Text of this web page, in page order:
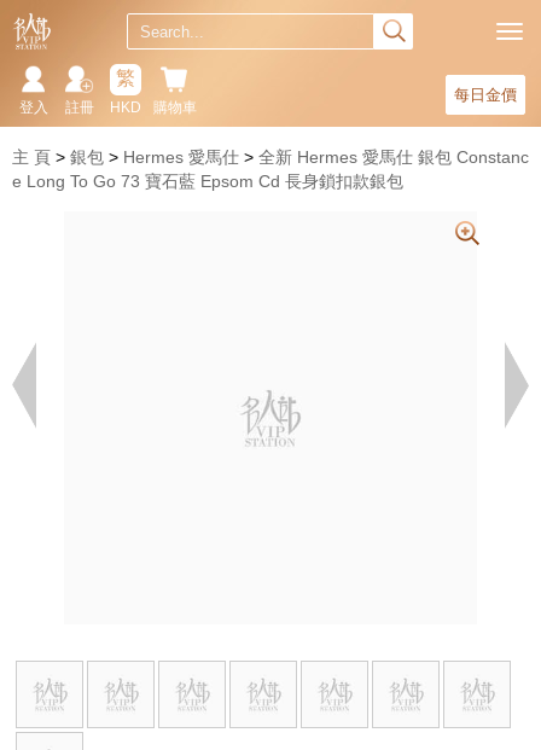
每日金價
購物車
繁
HKD
註冊
登入
主 頁 銀包 Hermes 愛馬仕
全新 Hermes 愛馬仕 銀包 Constanc
e Long To Go 73 寶石藍 Epsom Cd 長身鎖扣款銀包